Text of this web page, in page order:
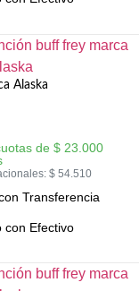
Alaska
de $ 23.000
$ 54.510
Transferencia
con Efectivo